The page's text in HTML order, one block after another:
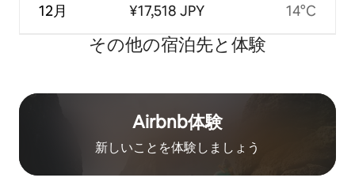
12月 ¥17,518 JPY 14°C
その他の宿⁠泊⁠先と体⁠験
Airbnb体験
新しいことを体験しましょう